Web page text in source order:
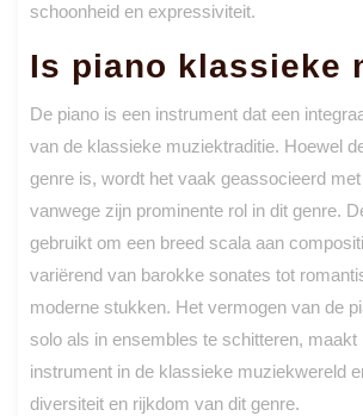
schoonheid en expressiviteit.
Is piano klassieke
De piano is een instrument dat een
van de klassieke muziektraditie. Hoewel
genre is, wordt het vaak geassocieerd
vanwege zijn prominente rol in dit genre.
gebruikt om een breed scala aan
variërend van barokke sonates tot
moderne stukken. Het vermogen van de
solo als in ensembles te schitteren, maakt
instrument in de klassieke muziekwereld
diversiteit en rijkdom van dit genre.